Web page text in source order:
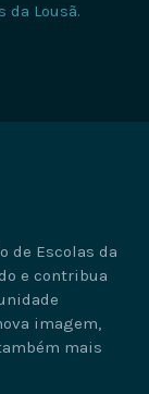
da Lousã.
de Escolas da
e contribua
imagem,
mais